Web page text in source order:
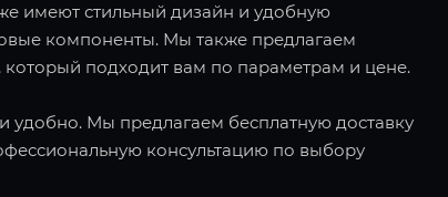
имеют стильный дизайн и удобную
компоненты. Мы также предлагаем
подходит вам по параметрам и цене.
удобно. Мы предлагаем бесплатную доставку
консультацию по выбору